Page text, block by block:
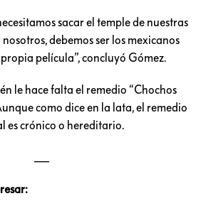
sacar el temple de nuestras
debemos ser los mexicanos
película”, concluyó Gómez.
le hace falta el remedio “Chochos
como dice en la lata, el remedio
es crónico o hereditario.